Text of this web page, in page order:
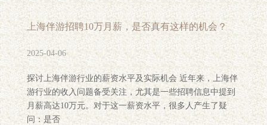
上海伴游招聘10万月薪，是否真有这样的机会？
2025-04-06
探讨上海伴游行业的薪资水平及实际机会 近年来，上海伴
游行业的收入问题备受关注，尤其是一些招聘信息中提到
月薪高达10万元。对于这一薪资水平，很多人产生了疑
问：是否